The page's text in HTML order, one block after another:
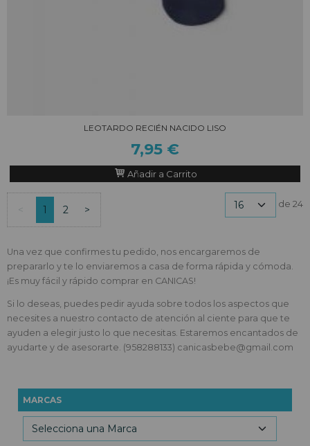
MARCAS
LEOTARDO RECIÉN NACIDO LISO
7,95 €
Añadir a Carrito
< 1 2 > de 24
Una vez que confirmes tu pedido, nos encargaremos de
prepararlo y te lo enviaremos a casa de forma rápida y cómoda.
¡Es muy fácil y rápido comprar en CANICAS!
Si lo deseas, puedes pedir ayuda sobre todos los aspectos que
necesites a nuestro contacto de atención al ciente para que te
ayuden a elegir justo lo que necesitas. Estaremos encantados de
ayudarte y de asesorarte. (958288133) canicasbebe@gmail.com